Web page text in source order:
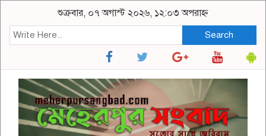
শুক্রবার, ০৭ অগাস্ট ২০২৬, ১২:০৩ অপরাহ্ন
Search